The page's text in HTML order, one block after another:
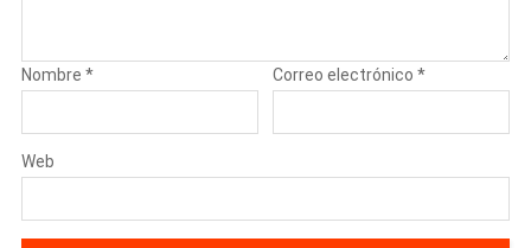
Nombre * Correo electrónico*
Web